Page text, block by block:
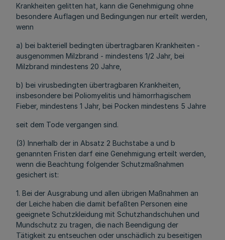
Krankheiten gelitten hat, kann die Genehmigung ohne
besondere Auflagen und Bedingungen nur erteilt werden,
wenn
a) bei bakteriell bedingten übertragbaren Krankheiten -
ausgenommen Milzbrand - mindestens 1/2 Jahr, bei
Milzbrand mindestens 20 Jahre,
b) bei virusbedingten übertragbaren Krankheiten,
insbesondere bei Poliomyelitis und hämorrhagischem
Fieber, mindestens 1 Jahr, bei Pocken mindestens 5 Jahre
seit dem Tode vergangen sind.
(3) Innerhalb der in Absatz 2 Buchstabe a und b
genannten Fristen darf eine Genehmigung erteilt werden,
wenn die Beachtung folgender Schutzmaßnahmen
gesichert ist:
1. Bei der Ausgrabung und allen übrigen Maßnahmen an
der Leiche haben die damit befaßten Personen eine
geeignete Schutzkleidung mit Schutzhandschuhen und
Mundschutz zu tragen, die nach Beendigung der
Tätigkeit zu entseuchen oder unschädlich zu beseitigen